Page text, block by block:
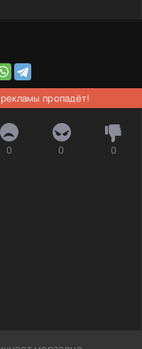
рекламы пропадёт!
0 0 0